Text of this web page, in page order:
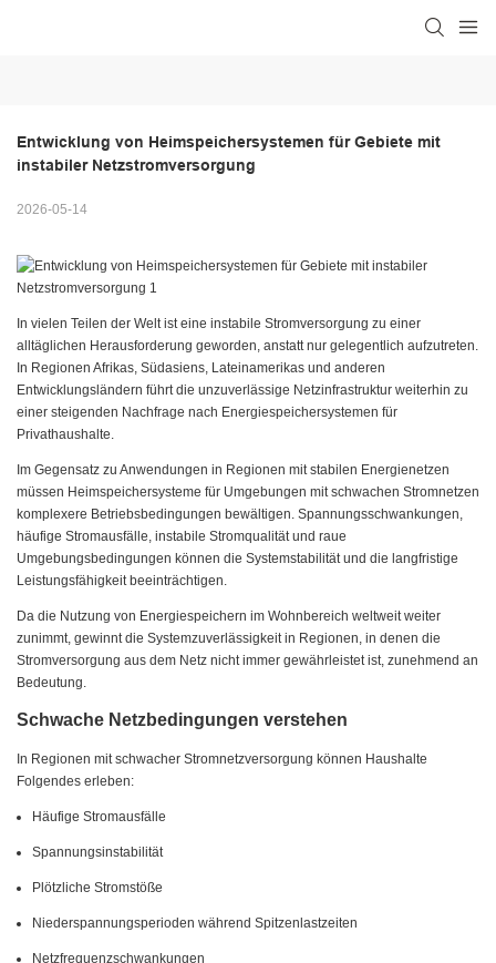
Entwicklung von Heimspeichersystemen für Gebiete mit
instabiler Netzstromversorgung
2026-05-14
In vielen Teilen der Welt ist eine instabile Stromversorgung zu einer
alltäglichen Herausforderung geworden, anstatt nur gelegentlich aufzutreten.
In Regionen Afrikas, Südasiens, Lateinamerikas und anderen
Entwicklungsländern führt die unzuverlässige Netzinfrastruktur weiterhin zu
einer steigenden Nachfrage nach Energiespeichersystemen für
Privathaushalte.
Im Gegensatz zu Anwendungen in Regionen mit stabilen Energienetzen
müssen Heimspeichersysteme für Umgebungen mit schwachen Stromnetzen
komplexere Betriebsbedingungen bewältigen. Spannungsschwankungen,
häufige Stromausfälle, instabile Stromqualität und raue
Umgebungsbedingungen können die Systemstabilität und die langfristige
Leistungsfähigkeit beeinträchtigen.
Da die Nutzung von Energiespeichern im Wohnbereich weltweit weiter
zunimmt, gewinnt die Systemzuverlässigkeit in Regionen, in denen die
Stromversorgung aus dem Netz nicht immer gewährleistet ist, zunehmend an
Bedeutung.
Schwache Netzbedingungen verstehen
In Regionen mit schwacher Stromnetzversorgung können Haushalte
Folgendes erleben:
Häufige Stromausfälle
Spannungsinstabilität
Plötzliche Stromstöße
Niederspannungsperioden während Spitzenlastzeiten
Netzfrequenzschwankungen